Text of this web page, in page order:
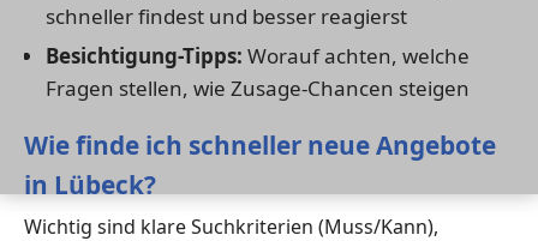
schneller findest und besser reagierst
Besichtigung-Tipps: Worauf achten, welche
Fragen stellen, wie Zusage-Chancen steigen
Wie finde ich schneller neue Angebote
in Lübeck?
Wichtig sind klare Suchkriterien (Muss/Kann),